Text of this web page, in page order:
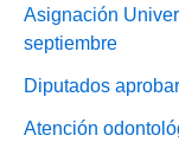
Asignación
septiembre
Diputados
Atención